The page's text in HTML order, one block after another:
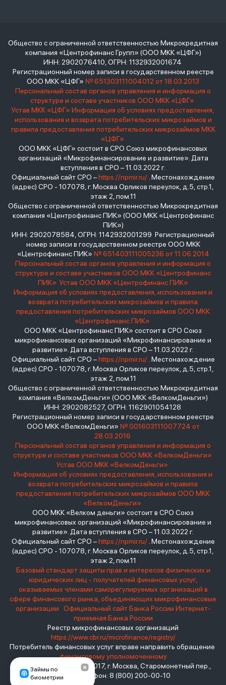
Займы по
биометрии
Общество с ограниченной ответственностью Микрокредитная
компания «Центрофинанс Групп» (ООО МКК «ЦФГ»)
ИНН: 2902076410, ОГРН: 1132932001674
Регистрационный номер записи в государственном реестре
ООО МКК «ЦФГ» № 651303111004012 от 18.03.2013
Персональный состав органов управления и информация о
структуре и составе участников ООО МКК «ЦФГ»
Устав МКК «ЦФГ» Информация об условиях предоставления,
использования и возврата потребительских микрозаймов и
правила предоставления потребительских микрозаймов МКК
«ЦФГ»
ООО МКК «ЦФГ» состоит в СРО Союз микрофинансовых
организаций «Микрофинансирование и развитие». Дата
вступления в СРО – 11.03.2022 г.
Официальный сайт СРО –https://npmir.ru/. Местонахождение
(адрес) СРО - 107078, г. Москва Орликов переулок, д.5, стр.1,
этаж 2, пом.11
Общество с ограниченной ответственностью Микрокредитная
компания «Центрофинанс ПИК» (ООО МКК «Центрофинанс
ПИК»)
ИНН: 2902078584, ОГРН: 1142932001299 Регистрационный
номер записи в государственном реестре ООО МКК
«Центрофинанс ПИК» № 651403111005236 от 11.06.2014
Персональный состав органов управления и информация о
структуре и составе участников ООО МКК «Центрофинанс
ПИК» Устав ООО МКК «Центрофинанс ПИК»
Информация об условиях предоставления, использования и
возврата потребительских микрозаймов и правила
предоставления потребительских микрозаймов ООО МКК
«Центрофинанс ПИК»
ООО МКК «Центрофинанс ПИК» состоит в СРО Союз
микрофинансовых организаций «Микрофинансирование и
развитие». Дата вступления в СРО – 11.03.2022 г.
Официальный сайт СРО –https://npmir.ru/. Местонахождение
(адрес) СРО - 107078, г. Москва Орликов переулок, д.5, стр.1,
этаж 2, пом.11
Общество с ограниченной ответственностью Микрокредитная
компания «ВелкомДеньги» (ООО МКК «ВелкомДеньги»)
ИНН: 2902082527, ОГРН: 1162901054128
Регистрационный номер записи в государственном реестре
ООО МКК «ВелкомДеньги» № 001603111007724 от
28.03.2016
Персональный состав органов управления и информация о
структуре и составе участников ООО МКК «ВелкомДеньги»
Устав ООО МКК «ВелкомДеньги»
Информация об условиях предоставления, использования и
возврата потребительских микрозаймов и правила
предоставления потребительских микрозаймов ООО МКК
«ВелкомДеньги»
ООО МКК «Велком деньги» состоит в СРО Союз
микрофинансовых организаций «Микрофинансирование и
развитие». Дата вступления в СРО – 11.03.2022 г.
Официальный сайт СРО –https://npmir.ru/. Местонахождение
(адрес) СРО - 107078, г. Москва Орликов переулок, д.5, стр.1,
этаж 2, пом.11
Базовый стандарт защиты прав и интересов физических и
юридических лиц - получателей финансовых услуг,
оказываемых членами саморегулируемых организаций в
сфере финансового рынка, объединяющих микрофинансовые
организации
Официальный сайт Банка России Интернет-
приемная Банка России
Реестр микрофинансовых организаций
https://www.cbr.ru/microfinance/registry/
Потребитель финансовых услуг вправе направить обращение
финансовому уполномоченному
Место нахождения: 119017, г. Москва, Старомонетный пер.,
дом 3 Телефон: 8 (800) 200-00-10